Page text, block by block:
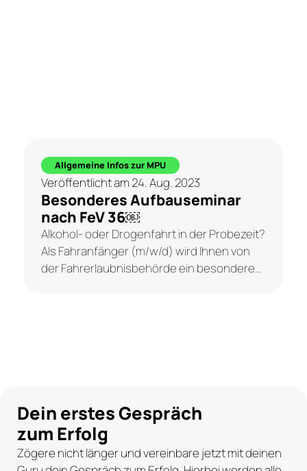
Allgemeine Infos zur MPU
Veröffentlicht am 24. Aug. 2023
Besonderes Aufbauseminar
nach FeV 36￼
Alkohol- oder Drogenfahrt in der Probezeit?
Als Fahranfänger (m/w/d) wird Ihnen von
der Fahrerlaubnisbehörde ein besonderes
Dein erstes Gespräch
zum Erfolg
Zögere nicht länger und vereinbare jetzt mit deinen